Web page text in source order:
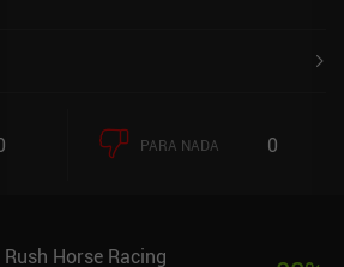
PARA NADA 0
Horse Racing